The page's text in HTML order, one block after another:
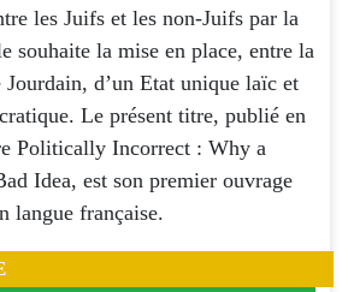
les Juifs et les non-Juifs par la
souhaite la mise en place, entre la
d’un Etat unique laïc et
Le présent titre, publié en
Politically Incorrect : Why a
Idea, est son premier ouvrage
langue française.